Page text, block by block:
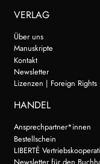
VERLAG
Über uns
Manuskripte
Kontakt
Newsletter
Lizenzen | Foreign Rights
HANDEL
Ansprechpartner*innen
Bestellschein
LIBERTÉ